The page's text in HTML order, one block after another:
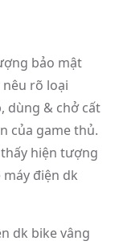
bảo mật
rõ loại
dùng & chở cất
của game thủ.
hiện tượng
điện dk
dk bike vâng